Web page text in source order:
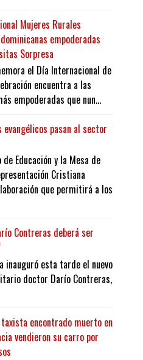
Mujeres Rurales
empoderadas
Sorpresa
el Día Internacional de
encuentra a las
empoderadas que nun...
evangélicos pasan al sector
Educación y la Mesa de
Cristiana
que permitirá a los
Contreras deberá ser
inauguró esta tarde el nuevo
doctor Darío Contreras,
encontrado muerto en
vendieron su carro por